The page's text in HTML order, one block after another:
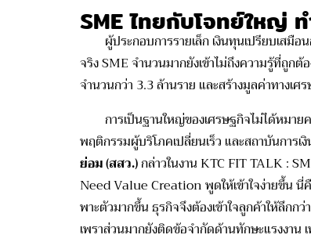
SME ไทยกับโจทย์ใหญ่
ผู้ประกอบการรายเล็ก เงินทุนเปรียบเสมือ
จริง SME จำนวนมากยังเข้าไม่ถึงความรู้ที่ถูกต้
จำนวนกว่า 3.3 ล้านราย และสร้างมูลค่าทางเ
การเป็นฐานใหญ่ของเศรษฐกิจไม่ได้หมาย
พฤติกรรมผู้บริโภคเปลี่ยนเร็ว และสถาบันการเ
ย่อม (สสว.)กล่าวในงาน KTC FIT TALK :
Need Value Creation พูดให้เข้าใจง่ายขึ้น
พาะตัวมากขึ้น ธุรกิจจึงต้องเข้าใจลูกค้าให้ลึกกว่
เพราส่วนมากยังติดข้อจำกัดด้านทักษะแรงงาน